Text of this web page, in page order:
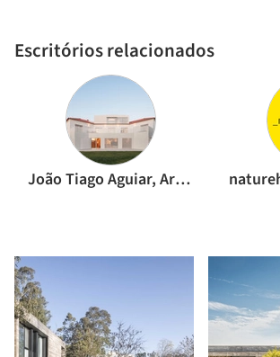
Escritórios relacionados
João Tiago Aguiar, Arquitectos